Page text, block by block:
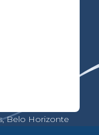
Belo Horizonte